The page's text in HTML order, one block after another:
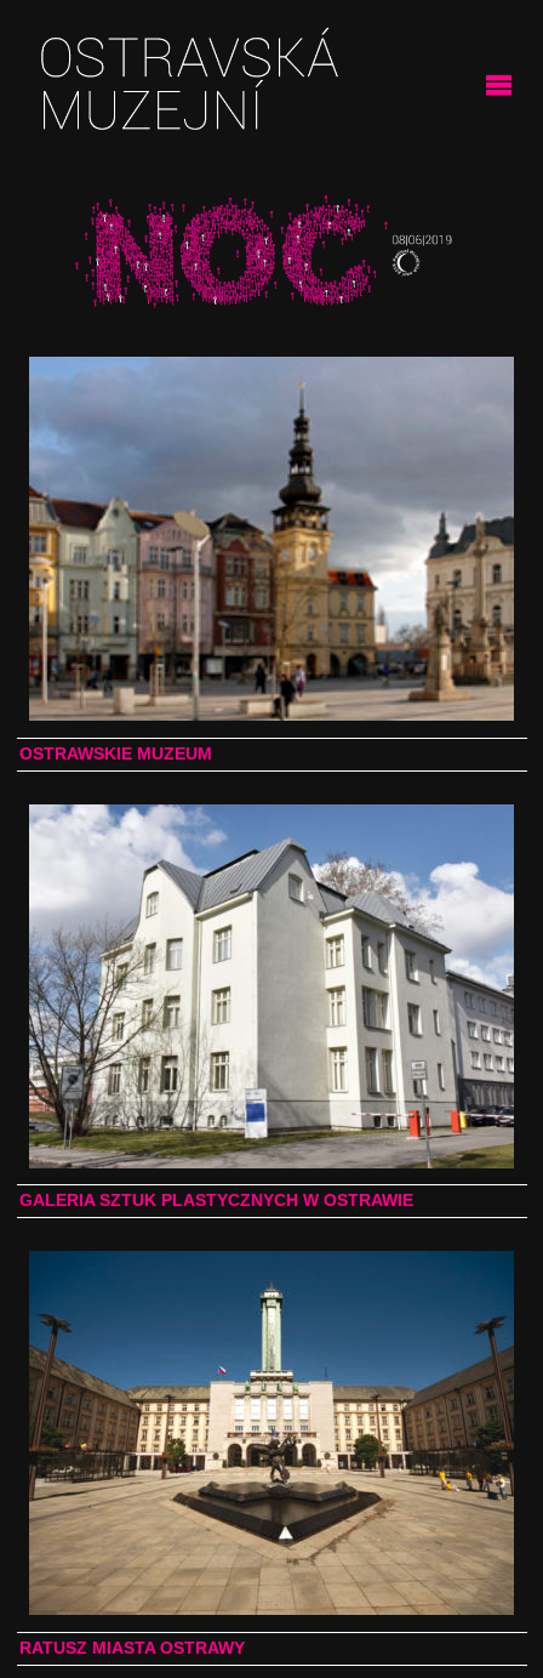
OSTRAWSKIE MUZEUM
GALERIA SZTUK PLASTYCZNYCH W OSTRAWIE
RATUSZ MIASTA OSTRAWY